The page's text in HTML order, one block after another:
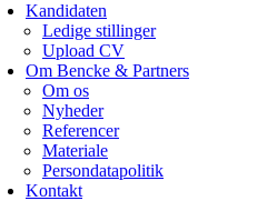
Kandidaten
Ledige stillinger
Upload CV
Om Bencke & Partners
Om os
Nyheder
Referencer
Materiale
Persondatapolitik
Kontakt